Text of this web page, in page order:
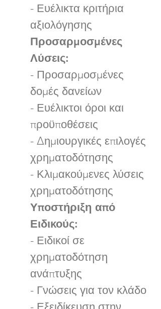
- Ευέλικτα κριτήρια
αξιολόγησης
Προσαρμοσμένες
Λύσεις:
- Προσαρμοσμένες
δομές δανείων
- Ευέλικτοι όροι και
προϋποθέσεις
- Δημιουργικές επιλογές
χρηματοδότησης
- Κλιμακούμενες λύσεις
χρηματοδότησης
Υποστήριξη από
Ειδικούς:
- Ειδικοί σε
χρηματοδότηση
ανάπτυξης
- Γνώσεις για τον κλάδο